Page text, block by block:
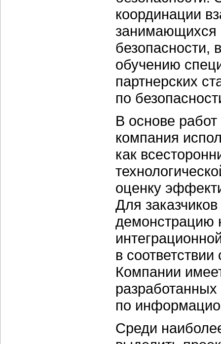
координации
занимающихся
обучению
партнерских
по
В основе
компания
как
оценку
Для
демонстрацию
в
Компании
по
Среди